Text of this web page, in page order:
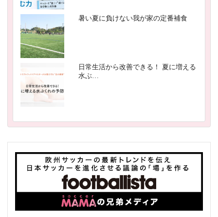
暑い夏に負けない我が家の定番補食
日常生活から改善できる！ 夏に増える
水ぶ…